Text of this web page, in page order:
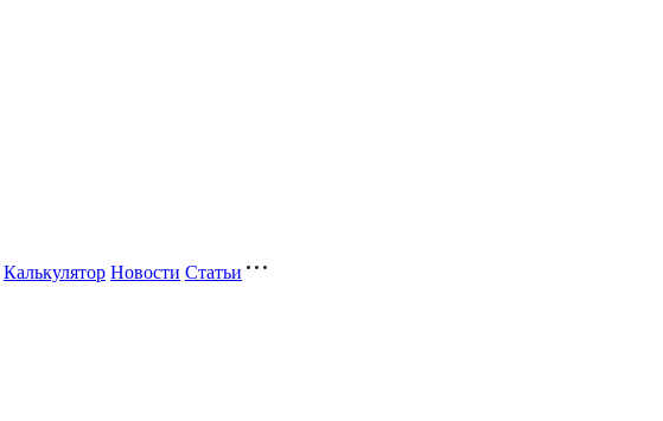
Калькулятор Новости Статьи